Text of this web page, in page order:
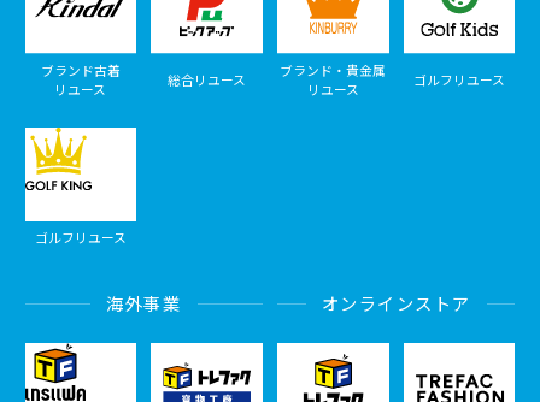
ブランド古着
リユース
総合リユース
ブランド・貴金属
リユース
ゴルフリユース
ゴルフリユース
海外事業 オンラインストア